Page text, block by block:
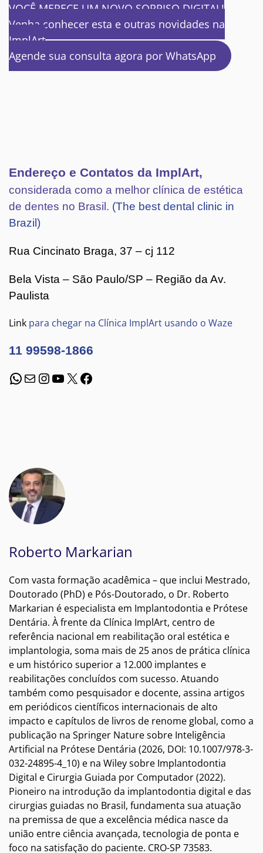
VOCÊ MERECE UM NOVO SORRISO DIGITAL!
Venha conhecer esta e outras novidades na
ImplArt
Agende sua consulta agora por WhatsApp
Endereço e Contatos da ImplArt,
considerada como a melhor clínica de estética
de dentes no Brasil. (The best dental clinic in
Brazil)
Rua Cincinato Braga, 37 – cj 112
Bela Vista – São Paulo/SP – Região da Av.
Paulista
Link para chegar na Clínica ImplArt usando o Waze
11 99598-1866
WhatsApp
E-mailInstagram
Youtube
X Facebook
Roberto Markarian
Com vasta formação acadêmica – que inclui Mestrado,
Doutorado (PhD) e Pós-Doutorado, o Dr. Roberto
Markarian é especialista em Implantodontia e Prótese
Dentária. À frente da Clínica ImplArt, centro de
referência nacional em reabilitação oral estética e
implantologia, soma mais de 25 anos de prática clínica
e um histórico superior a 12.000 implantes e
reabilitações concluídos com sucesso. Atuando
também como pesquisador e docente, assina artigos
em periódicos científicos internacionais de alto
impacto e capítulos de livros de renome global, como a
publicação na Springer Nature sobre Inteligência
Artificial na Prótese Dentária (2026, DOI: 10.1007/978-3-
032-24895-4_10) e na Wiley sobre Implantodontia
Digital e Cirurgia Guiada por Computador (2022).
Pioneiro na introdução da implantodontia digital e das
cirurgias guiadas no Brasil, fundamenta sua atuação
na premissa de que a excelência médica nasce da
união entre ciência avançada, tecnologia de ponta e
foco na satisfação do paciente. CRO-SP 73583.